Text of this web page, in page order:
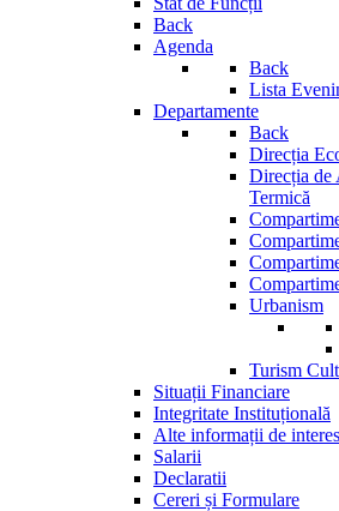
Back
Agenda
Back
Lista
Departamente
Back
Direcția
Direcția de
Termică
Urbanism
Turism
Situații Financiare
Integritate Instituțională
Alte informații de
Salarii
Declaratii
Cereri și Formulare